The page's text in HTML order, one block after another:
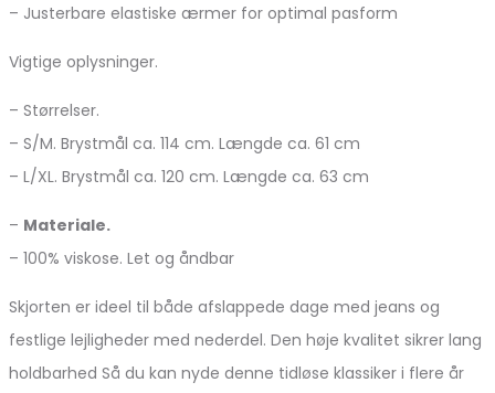
– Justerbare elastiske ærmer for optimal pasform
Vigtige oplysninger.
– Størrelser.
– S/M. Brystmål ca. 114 cm. Længde ca. 61 cm
– L/XL. Brystmål ca. 120 cm. Længde ca. 63 cm
– Materiale.
– 100% viskose. Let og åndbar
Skjorten er ideel til både afslappede dage med jeans og
festlige lejligheder med nederdel. Den høje kvalitet sikrer lang
holdbarhed Så du kan nyde denne tidløse klassiker i flere år